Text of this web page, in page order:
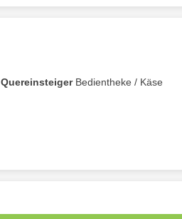
QuereinsteigerBedientheke / Käse